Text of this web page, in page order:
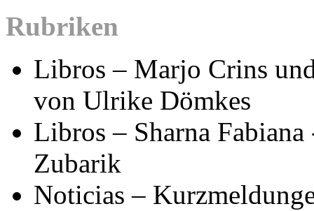
Rubriken
Libros – Marjo Crins
von Ulrike Dömkes
Libros – Sharna
Zubarik
Noticias –